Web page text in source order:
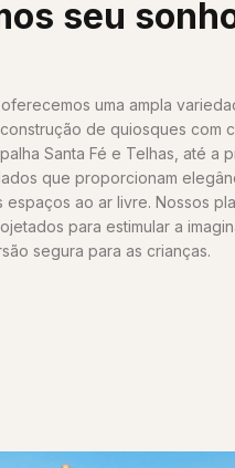
seu
uma ampla
de quiosques com
Santa Fé e Telhas, até a
que proporcionam
espaços ao ar livre. Nossos
para estimular a
segura para as crianças.